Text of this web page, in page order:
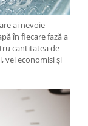
ai nevoie
în fiecare fază a
cantitatea de
vei economisi și